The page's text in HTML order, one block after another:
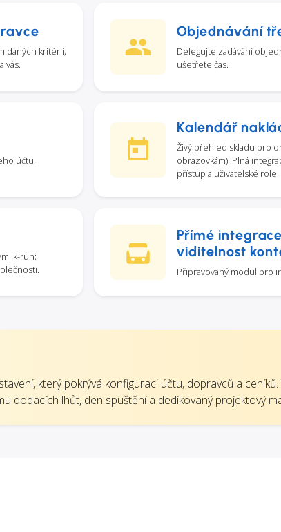
daných kritérií;
vás.
Objednávání
Delegujte zadávání
ušetřete čas.
účtu.
Kalendář
Živý přehled skladu pro
obrazovkám). Plná
přístup a uživatelské role.
run;
Přímé
viditelnost
Připravovaný modul pro
který pokrývá konfiguraci účtu, dopravců a
dodacích lhůt, den spuštění a dedikovaný projektový